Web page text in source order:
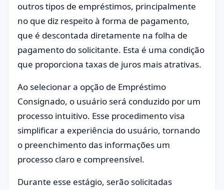
outros tipos de empréstimos, principalmente
no que diz respeito à forma de pagamento,
que é descontada diretamente na folha de
pagamento do solicitante. Esta é uma condição
que proporciona taxas de juros mais atrativas.
Ao selecionar a opção de Empréstimo
Consignado, o usuário será conduzido por um
processo intuitivo. Esse procedimento visa
simplificar a experiência do usuário, tornando
o preenchimento das informações um
processo claro e compreensível.
Durante esse estágio, serão solicitadas